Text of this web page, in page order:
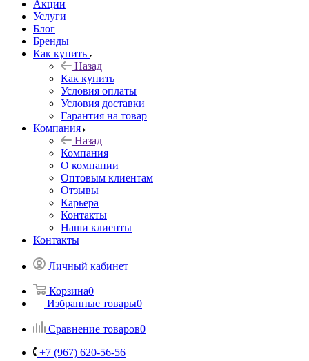
Акции
Услуги
Блог
Бренды
Как купить
Назад
Как купить
Условия оплаты
Условия доставки
Гарантия на товар
Компания
Назад
Компания
О компании
Оптовым клиентам
Отзывы
Карьера
Контакты
Наши клиенты
Контакты
Личный кабинет
Корзина0
Избранные товары0
Сравнение товаров0
+7 (967) 620-56-56